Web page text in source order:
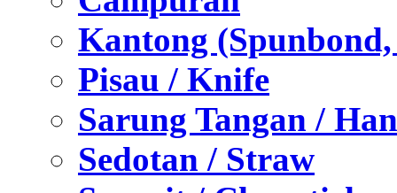
Kantong
Pisau / Knife
Sarung Tangan /
Sedotan / Straw